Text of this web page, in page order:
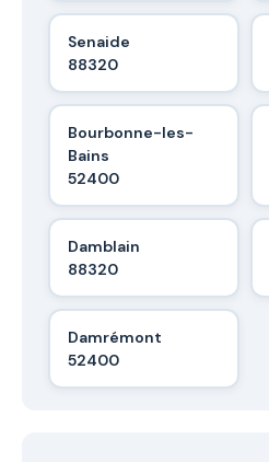
Senaide
88320
Bourbonne-les-
Bains
52400
Damblain
88320
Damrémont
52400